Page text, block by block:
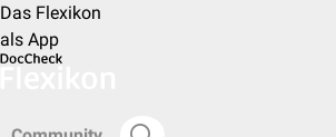
Das Flexikon
als App